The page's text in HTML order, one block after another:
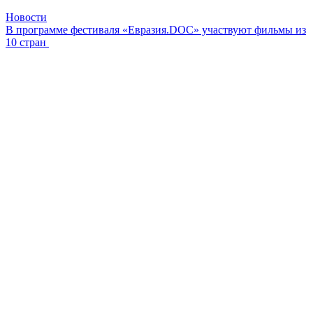
Новости
В программе фестиваля «Евразия.DOC» участвуют фильмы из
10 стран